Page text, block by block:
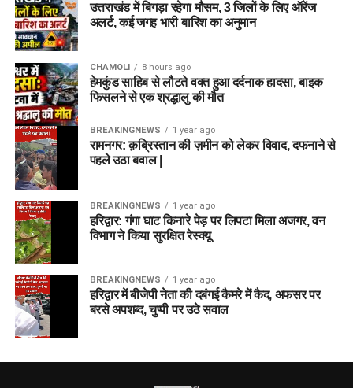
उत्तराखंड में बिगड़ा रहेगा मौसम, 3 जिलों के लिए ऑरेंज
अलर्ट, कई जगह भारी बारिश का अनुमान
CHAMOLI 8 hours ago
हेमकुंड साहिब से लौटते वक्त हुआ दर्दनाक हादसा, बाइक
फिसलने से एक श्रद्धालु की मौत
BREAKINGNEWS 1 year ago
रामनगर: क़ब्रिस्तान की ज़मीन को लेकर विवाद, दफनाने से
पहले उठा बवाल |
BREAKINGNEWS 1 year ago
हरिद्वार: गंगा घाट किनारे पेड़ पर लिपटा मिला अजगर, वन
विभाग ने किया सुरक्षित रेस्क्यू
BREAKINGNEWS 1 year ago
हरिद्वार में बीजेपी नेता की दबंगई कैमरे में कैद, अफसर पर
बरसे अपशब्द, चुप्पी पर उठे सवाल